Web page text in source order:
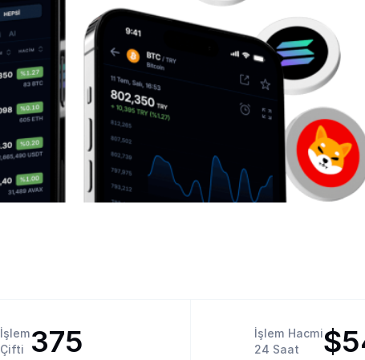
İşlem
Çifti
375
İşlem Hacmi
24 Saat